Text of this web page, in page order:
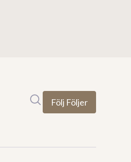
Följ Följer